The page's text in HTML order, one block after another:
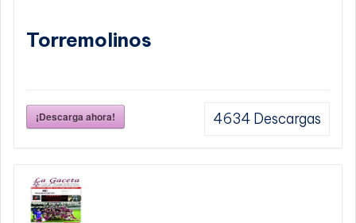
Torremolinos
¡Descarga ahora! 4634 Descargas